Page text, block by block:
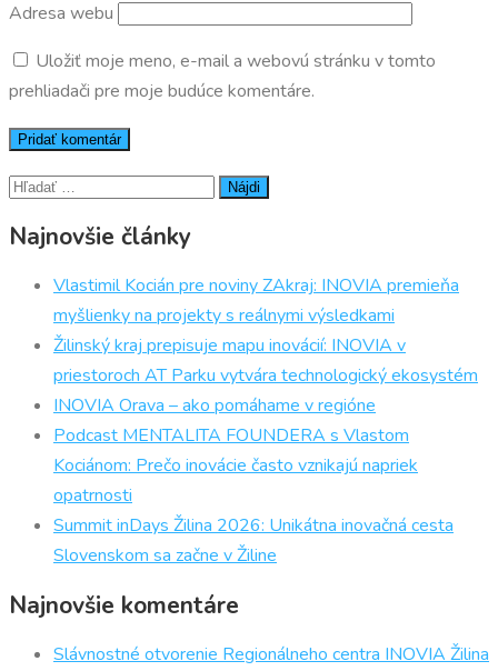
Adresa webu
Uložiť moje meno, e-mail a webovú stránku v tomto
prehliadači pre moje budúce komentáre.
Hľadať:
Najnovšie články
Vlastimil Kocián pre noviny ZAkraj: INOVIA premieňa
myšlienky na projekty s reálnymi výsledkami
Žilinský kraj prepisuje mapu inovácií: INOVIA v
priestoroch AT Parku vytvára technologický ekosystém
INOVIA Orava – ako pomáhame v regióne
Podcast MENTALITA FOUNDERA s Vlastom
Kociánom: Prečo inovácie často vznikajú napriek
opatrnosti
Summit inDays Žilina 2026: Unikátna inovačná cesta
Slovenskom sa začne v Žiline
Najnovšie komentáre
Slávnostné otvorenie Regionálneho centra INOVIA Žilina